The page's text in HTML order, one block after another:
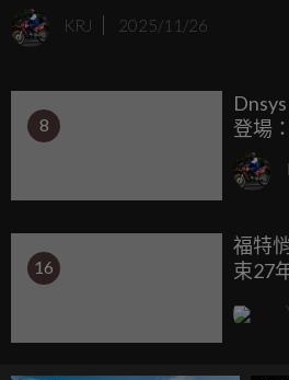
Hikawa 設計，外型宛如當代美術
具備貼心的無障礙功能。它的誕生
者共同開發，讓握持 iPhone 更省力
KRJ 2025/11/26
8
登場
限定
行、
16
福特
束27